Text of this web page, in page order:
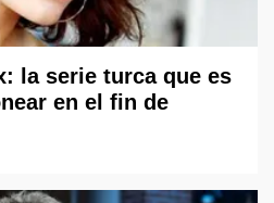
la serie turca que es
en el fin de